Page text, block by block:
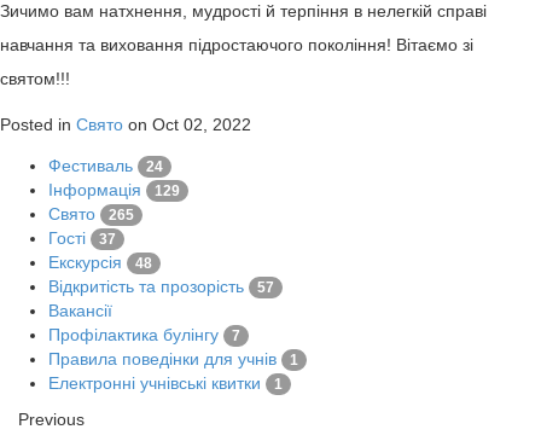
Зичимо вам натхнення, мудрості й терпіння в нелегкій справі
навчання та виховання підростаючого покоління! Вітаємо зі
святом!!!
Posted in Свято on Oct 02, 2022
Фестиваль 24
Інформація 129
Свято 265
Гості 37
Екскурсія 48
Відкритість та прозорість 57
Вакансії
Профілактика булінгу
7
Правила поведінки для учнів 1
Електронні учнівські квитки 1
Previous